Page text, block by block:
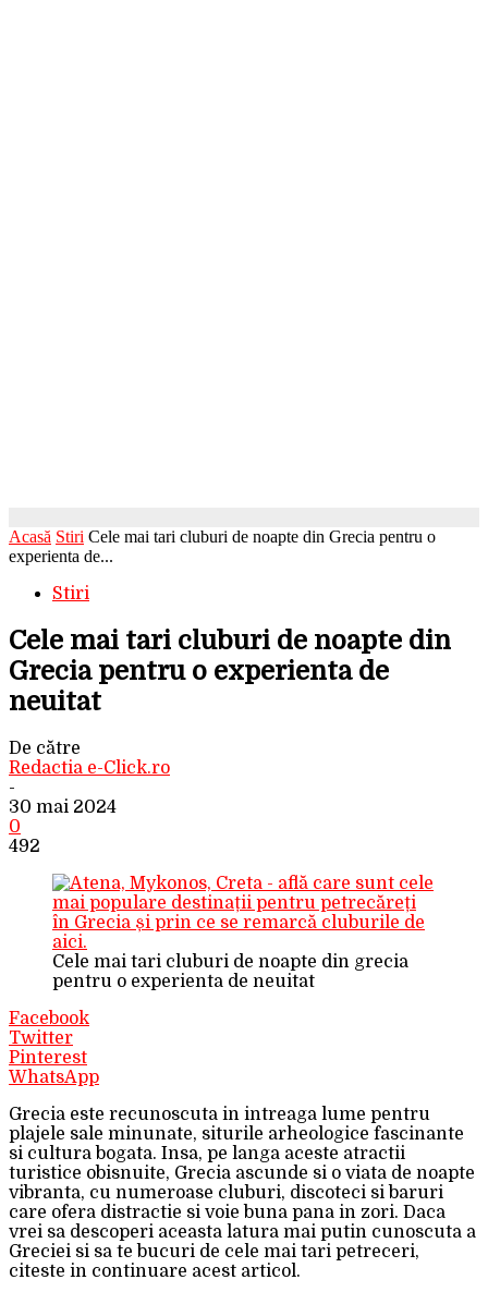
Acasă Stiri Cele mai tari cluburi de noapte din Grecia pentru o
experienta de...
Stiri
Cele mai tari cluburi de noapte din
Grecia pentru o experienta de
neuitat
De către
Redactia e-Click.ro
-
30 mai 2024
0
492
Cele mai tari cluburi de noapte din grecia
pentru o experienta de neuitat
Facebook
Twitter
Pinterest
WhatsApp
Grecia este recunoscuta in intreaga lume pentru
plajele sale minunate, siturile arheologice fascinante
si cultura bogata. Insa, pe langa aceste atractii
turistice obisnuite, Grecia ascunde si o viata de noapte
vibranta, cu numeroase cluburi, discoteci si baruri
care ofera distractie si voie buna pana in zori. Daca
vrei sa descoperi aceasta latura mai putin cunoscuta a
Greciei si sa te bucuri de cele mai tari petreceri,
citeste in continuare acest articol.